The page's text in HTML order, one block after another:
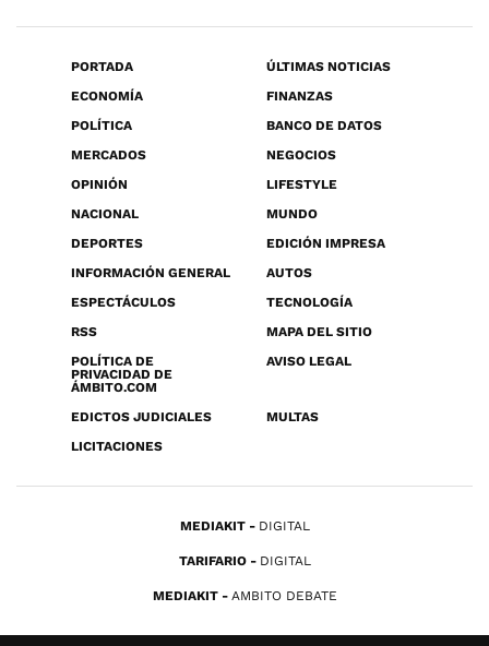
PORTADA
ÚLTIMAS NOTICIAS
ECONOMÍA
FINANZAS
POLÍTICA
BANCO DE DATOS
MERCADOS
NEGOCIOS
OPINIÓN
LIFESTYLE
NACIONAL
MUNDO
DEPORTES
EDICIÓN IMPRESA
INFORMACIÓN GENERAL
AUTOS
ESPECTÁCULOS
TECNOLOGÍA
RSS
MAPA DEL SITIO
POLÍTICA DE
PRIVACIDAD DE
ÁMBITO.COM
AVISO LEGAL
EDICTOS JUDICIALES
MULTAS
LICITACIONES
MEDIAKIT DIGITAL
TARIFARIO DIGITAL
MEDIAKIT AMBITO DEBATE